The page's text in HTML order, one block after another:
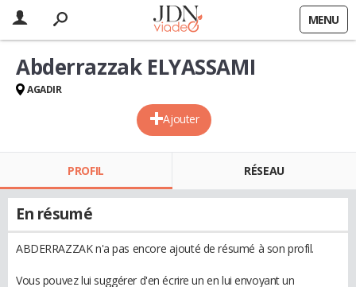
MENU
Ajouter
Abderrazzak ELYASSAMI
AGADIR
PROFIL RÉSEAU
En résumé
ABDERRAZZAK n'a pas encore ajouté de résumé à son profil.
Vous pouvez lui suggérer d'en écrire un en lui envoyant un